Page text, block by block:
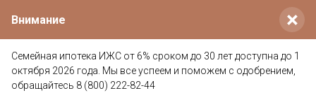
Внимание ×
Семейная ипотека ИЖС от 6% сроком до 30 лет доступна до 1
октября 2026 года. Мы все успеем и поможем с одобрением,
обращайтесь 8 (800) 222-82-44
Баня из клееного бруса